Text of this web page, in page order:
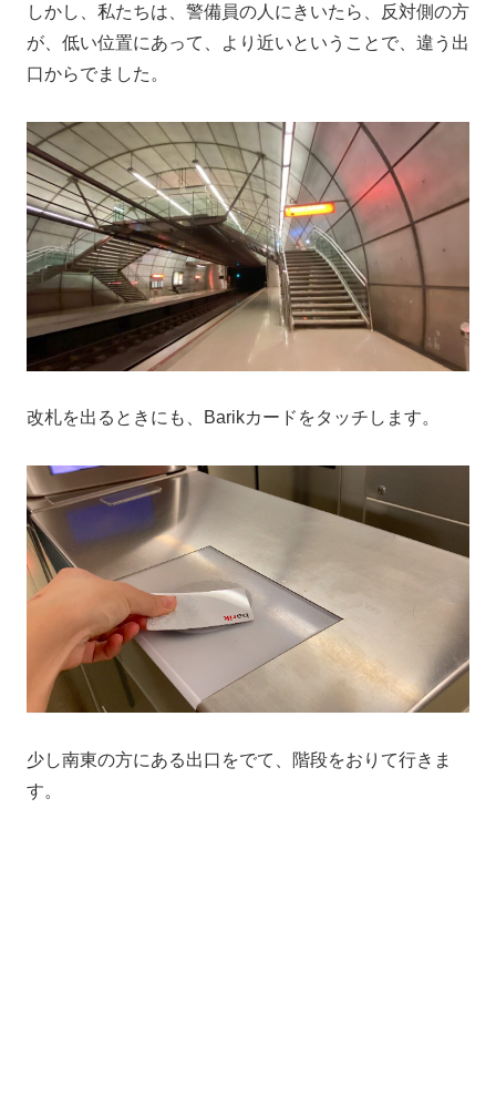
しかし、私たちは、警備員の人にきいたら、反対側の方
が、低い位置にあって、より近いということで、違う出
口からでました。
改札を出るときにも、Barikカードをタッチします。
少し南東の方にある出口をでて、階段をおりて行きま
す。